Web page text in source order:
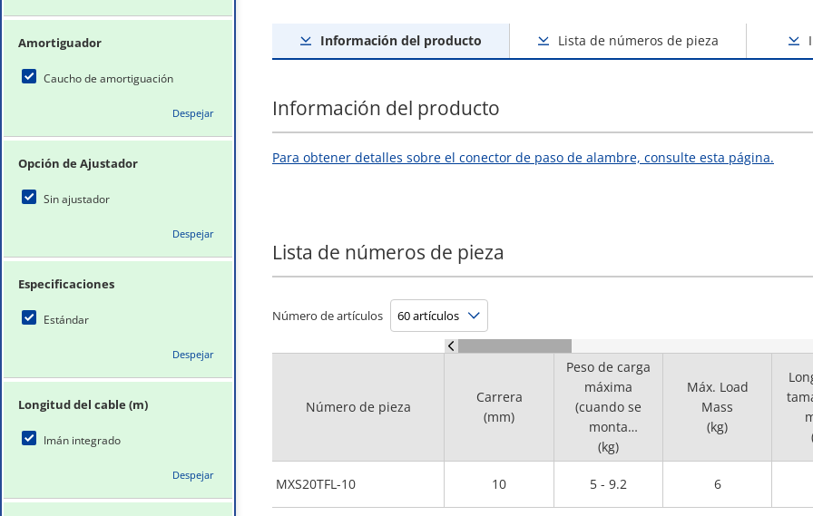
Amortiguador
Caucho de amortiguación
Despejar
Opción de Ajustador
Sin ajustador
Despejar
Especificaciones
Estándar
Despejar
Longitud del cable (m)
Imán integrado
Despejar
Información del producto Lista de números de pieza
Información del producto
Para obtener detalles sobre el conector de paso de alambre, consulte esta página.
Lista de números de pieza
Número de artículos
Número de pieza
MXS20TFL-10
Carrera
(mm)
Peso de carga
máxima
(cuando se
monta
horizontalment
e)
(kg)
Máx. Load
Mass
(kg)
10 5 - 9.2 6